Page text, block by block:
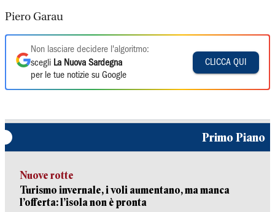
Piero Garau
Non lasciare decidere l'algoritmo:
scegli La Nuova Sardegna
per le tue notizie su Google
CLICCA QUI
Primo Piano
Nuove rotte
Turismo invernale, i voli aumentano, ma manca
l’offerta: l’isola non è pronta